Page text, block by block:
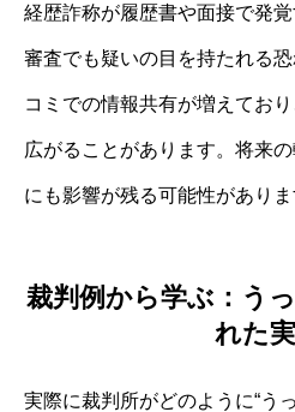
経歴詐称が履歴書や面接で発
審査でも疑いの目を持たれる
コミでの情報共有が増えてお
広がることがあります。将来
にも影響が残る可能性がありま
裁判例から学ぶ：う
れた
実際に裁判所がどのように“う